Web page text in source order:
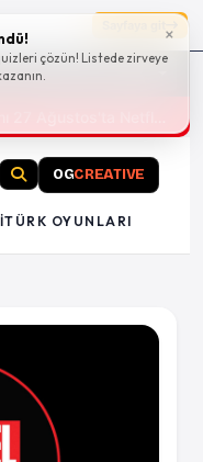
×
çözün! Listede zirveye
(PC ve konsollar) -
OGCREATIVE
TÜRK OYUNLARI